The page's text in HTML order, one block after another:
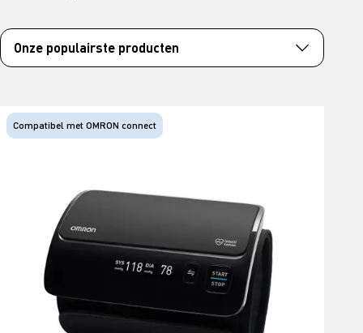
Onze populairste producten
Compatibel met OMRON connect